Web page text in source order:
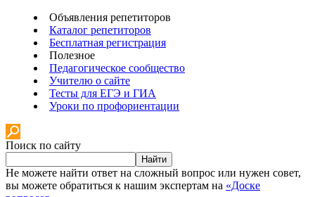
Объявления репетиторов
Каталог репетиторов
Бесплатная регистрация
Полезное
Педагогическое сообщество
Учителю о сайте
Тесты для ЕГЭ и ГИА
Уроки по профориентации
Поиск по сайту
Найти
Не можете найти ответ на сложный вопрос или нужен совет,
вы можете обратиться к нашим экспертам на «Доске